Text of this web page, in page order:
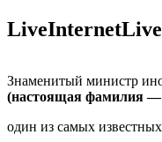
Знаменитый министр
(настоящая фамилия
один из самых